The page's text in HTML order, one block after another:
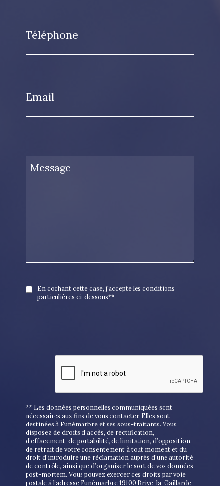
Téléphone
Email
En cochant cette case, j'accepte les conditions
particulières ci-dessous**
** Les données personnelles communiquées sont
nécessaires aux fins de vous contacter. Elles sont
destinées à Funémarbre et ses sous-traitants. Vous
disposez de droits d’accès, de rectification,
d’effacement, de portabilité, de limitation, d’opposition,
de retrait de votre consentement à tout moment et du
droit d’introduire une réclamation auprès d’une autorité
de contrôle, ainsi que d’organiser le sort de vos données
post-mortem. Vous pouvez exercer ces droits par voie
postale à l'adresse Funémarbre 19100 Brive-la-Gaillarde